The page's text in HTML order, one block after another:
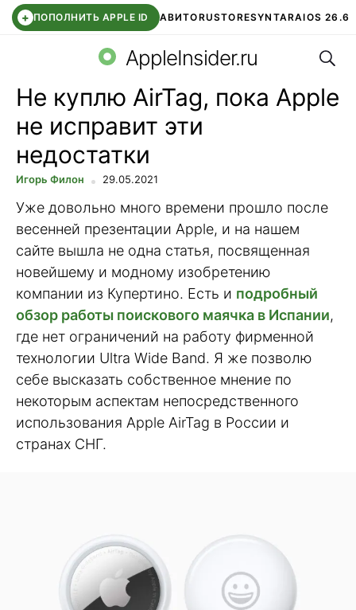
+ ПОПОЛНИТЬ APPLE ID АВИТОRUSTORESYNTARAIOS 26.6
СБЕР КИДС ЧАТ ROBLOXВТБ ОНЛАЙН
AppleInsider.ru
Не куплю AirTag, пока Apple
не исправит эти
недостатки
Игорь Филон 29.05.2021
Уже довольно много времени прошло после
весенней презентации Apple, и на нашем
сайте вышла не одна статья, посвященная
новейшему и модному изобретению
компании из Купертино. Есть и подробный
обзор работы поискового маячка в Испании,
где нет ограничений на работу фирменной
технологии Ultra Wide Band. Я же позволю
себе высказать собственное мнение по
некоторым аспектам непосредственного
использования Apple AirTag в России и
странах СНГ.